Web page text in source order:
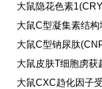
大鼠隐花色素
大鼠C型凝集素结
大鼠C型钠尿肽
大鼠皮肤T细胞虏获
大鼠CXC趋化因子